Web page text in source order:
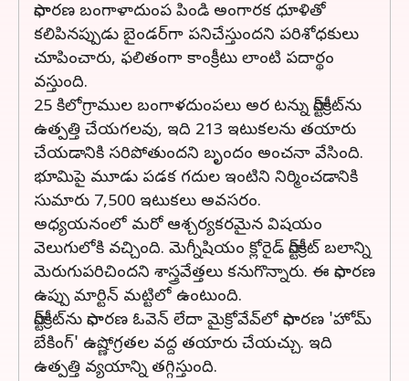
సాధారణ బంగాళాదుంప పిండి అంగారక ధూళితో
కలిపినప్పుడు బైండర్‌గా పనిచేస్తుందని పరిశోధకులు
చూపించారు, ఫలితంగా కాంక్రీటు లాంటి పదార్థం
వస్తుంది.
25 కిలోగ్రాముల బంగాళదుంపలు అర టన్ను స్టార్‌క్రీట్‌ను
ఉత్పత్తి చేయగలవు, ఇది 213 ఇటుకలను తయారు
చేయడానికి సరిపోతుందని బృందం అంచనా వేసింది.
భూమిపై మూడు పడక గదుల ఇంటిని నిర్మించడానికి
సుమారు 7,500 ఇటుకలు అవసరం.
అధ్యయనంలో మరో ఆశ్చర్యకరమైన విషయం
వెలుగులోకి వచ్చింది. మెగ్నీషియం క్లోరైడ్ స్టార్‌క్రీట్ బలాన్ని
మెరుగుపరిచిందని శాస్త్రవేత్తలు కనుగొన్నారు. ఈ సాధారణ
ఉప్పు మార్టిన్ మట్టిలో ఉంటుంది.
స్టార్‌క్రీట్‌ను సాధారణ ఓవెన్ లేదా మైక్రోవేవ్‌లో సాధారణ 'హోమ్
బేకింగ్' ఉష్ణోగ్రతల వద్ద తయారు చేయచ్చు. ఇది
ఉత్పత్తి వ్యయాన్ని తగ్గిస్తుంది.